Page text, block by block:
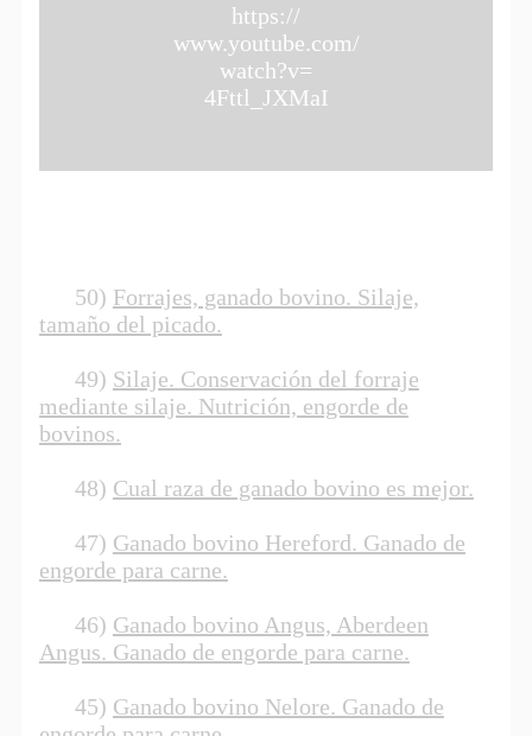
https://
www.youtube.com/
watch?v=
4Fttl_JXMaI
50) Forrajes, ganado bovino. Silaje,
tamaño del picado.
49) Silaje. Conservación del forraje
mediante silaje. Nutrición, engorde de
bovinos.
48) Cual raza de ganado bovino es mejor.
47) Ganado bovino Hereford. Ganado de
engorde para carne.
46) Ganado bovino Angus, Aberdeen
Angus. Ganado de engorde para carne.
45) Ganado bovino Nelore. Ganado de